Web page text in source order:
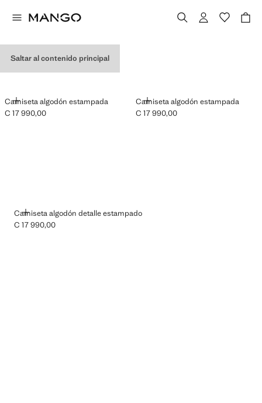
Saltar al contenido principal
Camiseta algodón estampada
AÑADIR
Precio actual [C 17 990,00 ]
C 17 990,00
Camiseta algodón estampada
AÑADIR
Precio actual [C 17 990,00 ]
C 17 990,00
Camiseta algodón detalle estampado
AÑADIR
Precio actual [C 17 990,00 ]
C 17 990,00